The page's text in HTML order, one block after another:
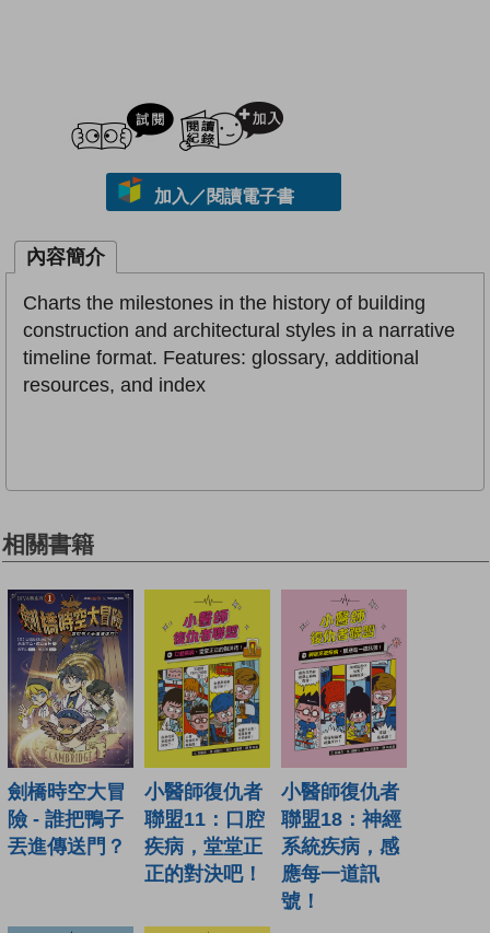
試閲
加入／閱讀電子書
內容簡介
Charts the milestones in the history of building
construction and architectural styles in a narrative
timeline format. Features: glossary, additional
resources, and index
相關書籍
劍橋時空大冒
險 - 誰把鴨子
丟進傳送門？
小醫師復仇者
聯盟11：口腔
疾病，堂堂正
正的對決吧！
小醫師復仇者
聯盟18：神經
系統疾病，感
應每一道訊
號！